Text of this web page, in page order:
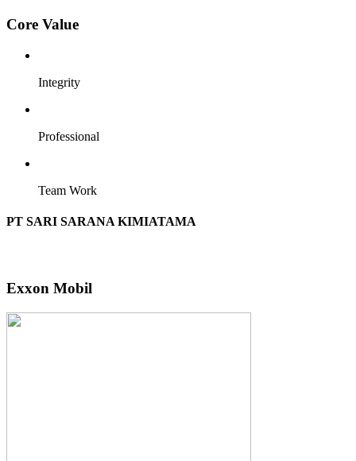
Core Value
Integrity
Professional
Team Work
PT SARI SARANA KIMIATAMA
Exxon Mobil